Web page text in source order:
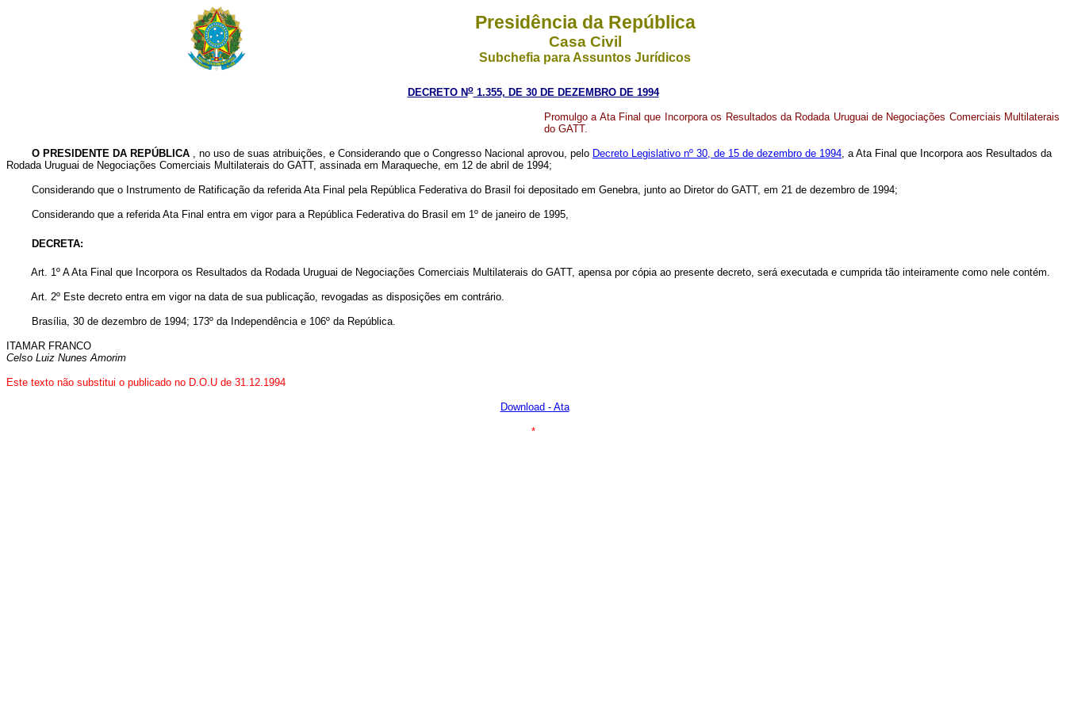
Presidência da República
Casa Civil
Subchefia para Assuntos Jurídicos
DECRETO No1.355, DE 30 DE DEZEMBRO DE 1994
Promulgo a Ata Final que Incorpora os Resultados da Rodada Uruguai de Negociações Comerciais Multilaterais
do GATT.
O PRESIDENTE DA REPÚBLICA , no uso de suas atribuições, e Considerando que o Congresso Nacional aprovou, pelo Decreto Legislativo nº 30, de 15 de dezembro de 1994, a Ata Final que Incorpora aos Resultados da
Rodada Uruguai de Negociações Comerciais Multilaterais do GATT, assinada em Maraqueche, em 12 de abril de 1994;
Considerando que o Instrumento de Ratificação da referida Ata Final pela República Federativa do Brasil foi depositado em Genebra, junto ao Diretor do GATT, em 21 de dezembro de 1994;
Considerando que a referida Ata Final entra em vigor para a República Federativa do Brasil em 1º de janeiro de 1995,
DECRETA:
Art. 1º A Ata Final que Incorpora os Resultados da Rodada Uruguai de Negociações Comerciais Multilaterais do GATT, apensa por cópia ao presente decreto, será executada e cumprida tão inteiramente como nele contém.
Art. 2º Este decreto entra em vigor na data de sua publicação, revogadas as disposições em contrário.
Brasília, 30 de dezembro de 1994; 173º da Independência e 106º da República.
ITAMAR FRANCO
Celso Luiz Nunes Amorim
Este texto não substitui o publicado no D.O.U de 31.12.1994
Download - Ata
*